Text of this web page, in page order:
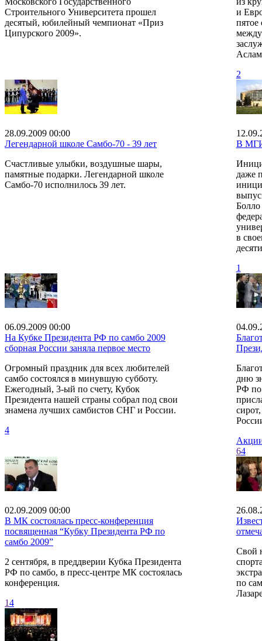
Строительного Университета прошел
десятый, юбилейный чемпионат «Приз
Ципурского 2009».
и
пятое
2
28.09.2009 00:00
Легендарной школе Самбо-70 - 39 лет
Счастливые улыбки, воздушные шары,
памятные подарки. Легендарной школе
Самбо-70 исполнилось 39 лет.
В
даже
Болло
в
1
06.09.2009 00:00
На Кубке Президента РФ по самбо 2009
сборная России заняла первое место
Огромный праздник для всех любителей
самбо состоялся в минувшую субботу.
Ежегодный, 3-ый по счету, Кубок
Президента нашей страны собрал под свои
знамена лучших самбистов СНГ и России.
4
дню
РФ по
64
02.09.2009 00:00
В МК состоялась пресс-конференция
посвященная “Кубку Президента РФ по
самбо 2009”
2 сентября, в преддверии Кубка Президента
РФ по самбо, в пресс-центре МК состоялась
конференция.
14
Свой
по